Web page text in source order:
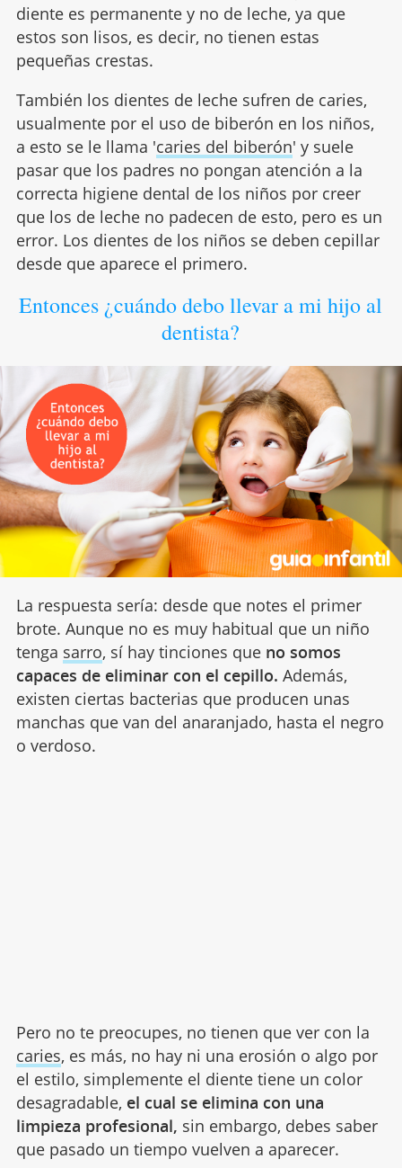
diente es permanente y no de leche, ya que
estos son lisos, es decir, no tienen estas
pequeñas crestas.
También los dientes de leche sufren de caries,
usualmente por el uso de biberón en los niños,
a esto se le llama 'caries del biberón' y suele
pasar que los padres no pongan atención a la
correcta higiene dental de los niños por creer
que los de leche no padecen de esto, pero es un
error. Los dientes de los niños se deben cepillar
desde que aparece el primero.
Entonces ¿cuándo debo llevar a mi hijo al
dentista?
La respuesta sería: desde que notes el primer
brote. Aunque no es muy habitual que un niño
tenga sarro, sí hay tinciones que no somos
capaces de eliminar con el cepillo. Además,
existen ciertas bacterias que producen unas
manchas que van del anaranjado, hasta el negro
o verdoso.
Pero no te preocupes, no tienen que ver con la
caries, es más, no hay ni una erosión o algo por
el estilo, simplemente el diente tiene un color
desagradable, el cual se elimina con una
limpieza profesional, sin embargo, debes saber
que pasado un tiempo vuelven a aparecer.